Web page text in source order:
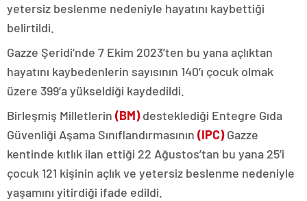
yetersiz beslenme nedeniyle hayatını kaybettiği
belirtildi.
Gazze Şeridi’nde 7 Ekim 2023’ten bu yana açlıktan
hayatını kaybedenlerin sayısının 140’ı çocuk olmak
üzere 399’a yükseldiği kaydedildi.
Birleşmiş Milletlerin (BM)desteklediği Entegre Gıda
Güvenliği Aşama Sınıflandırmasının (IPC)Gazze
kentinde kıtlık ilan ettiği 22 Ağustos’tan bu yana 25’i
çocuk 121 kişinin açlık ve yetersiz beslenme nedeniyle
yaşamını yitirdiği ifade edildi.